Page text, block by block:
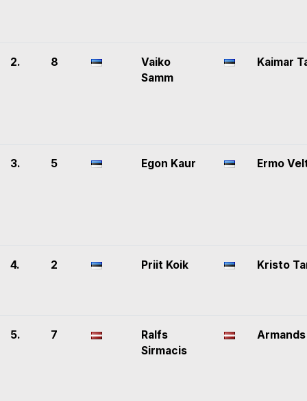
2. 8
Vaiko
Samm
Kaimar
3. 5 Egon Kaur Ermo
4. 2 Priit Koik Kristo
5. 7
Ralfs
Sirmacis